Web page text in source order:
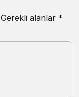
Gerekli alanlar *